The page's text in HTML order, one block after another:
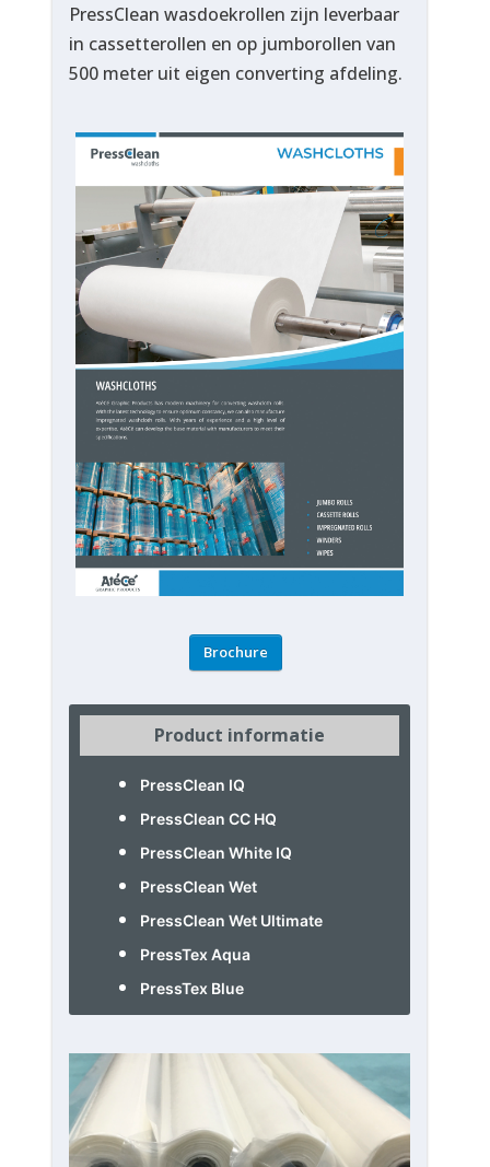
PressClean wasdoekrollen zijn leverbaar
in cassetterollen en op jumborollen van
500 meter uit eigen converting afdeling.
Brochure
Product informatie
PressClean IQ
PressClean CC HQ
PressClean White IQ
PressClean Wet
PressClean Wet Ultimate
PressTex Aqua
PressTex Blue